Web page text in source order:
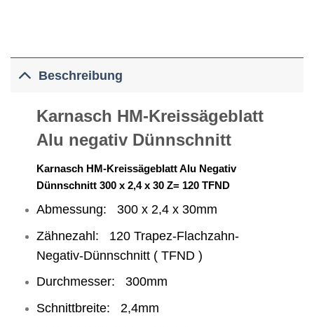
Beschreibung
Karnasch HM-Kreissägeblatt
Alu negativ Dünnschnitt
Karnasch HM-Kreissägeblatt Alu Negativ
Dünnschnitt 300 x 2,4 x 30 Z= 120 TFND
Abmessung: 300 x 2,4 x 30mm
Zähnezahl: 120 Trapez-Flachzahn-
Negativ-Dünnschnitt ( TFND )
Durchmesser: 300mm
Schnittbreite: 2,4mm